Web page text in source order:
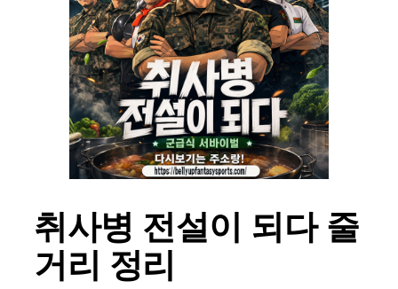
취사병 전설이 되다 줄
거리 정리